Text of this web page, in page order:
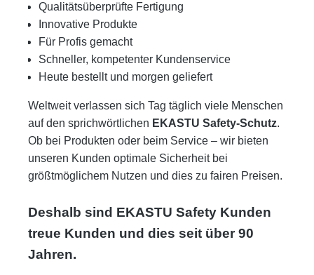
Qualitätsüberprüfte Fertigung
Innovative Produkte
Für Profis gemacht
Schneller, kompetenter Kundenservice
Heute bestellt und morgen geliefert
Weltweit verlassen sich Tag täglich viele Menschen
auf den sprichwörtlichen EKASTU Safety-Schutz.
Ob bei Produkten oder beim Service – wir bieten
unseren Kunden optimale Sicherheit bei
größtmöglichem Nutzen und dies zu fairen Preisen.
Deshalb sind EKASTU Safety Kunden
treue Kunden und dies seit über 90
Jahren.